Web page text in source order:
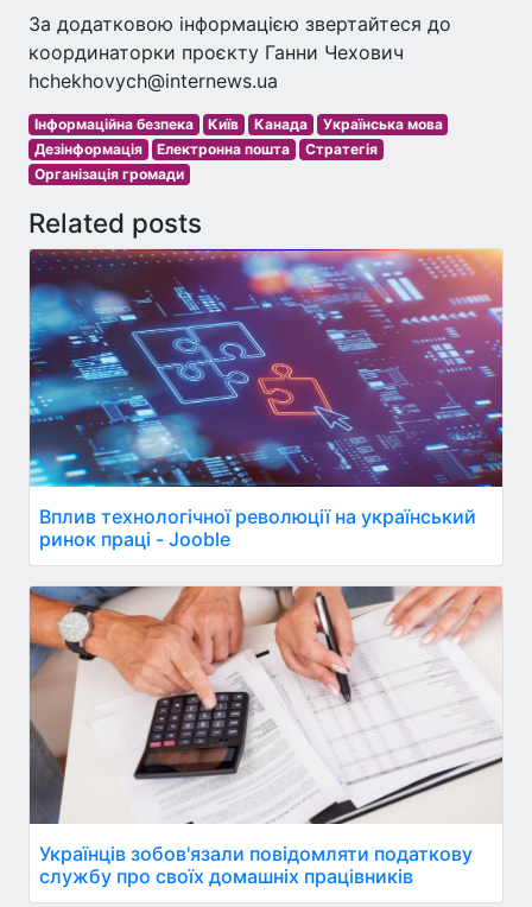
За додатковою інформацією звертайтеся до
координаторки проєкту Ганни Чехович
hchekhovych@internews.ua
Інформаційна безпека Київ Канада
Українська мова
Дезінформація
Електронна пошта
Стратегія
Організація громади
Related posts
Вплив технологічної революції на український
ринок праці - Jooble
Українців зобов'язали повідомляти податкову
службу про своїх домашніх працівників